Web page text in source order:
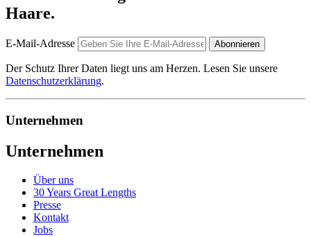
Haare.
E-Mail-Adresse Abonnieren
Der Schutz Ihrer Daten liegt uns am Herzen. Lesen Sie unsere
Datenschutzerklärung.
Unternehmen
Unternehmen
Über uns
30 Years Great Lengths
Presse
Kontakt
Jobs